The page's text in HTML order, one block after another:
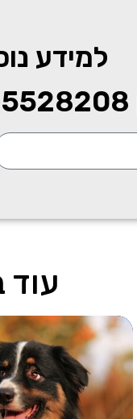
למידע
עוד